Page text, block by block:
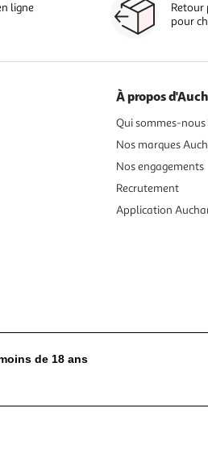
ligne
Retour
pour
À propos
Qui sommes-nous
Nos marques
Nos engagements
Recrutement
Application
de 18 ans